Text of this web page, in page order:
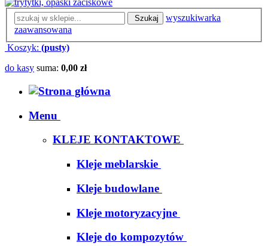
Szukaj
wyszukiwarka
zaawansowana
Koszyk: (pusty)
do kasy suma: 0,00 zł
Menu
KLEJE KONTAKTOWE
Kleje meblarskie
Kleje budowlane
Kleje motoryzacyjne
Kleje do kompozytów